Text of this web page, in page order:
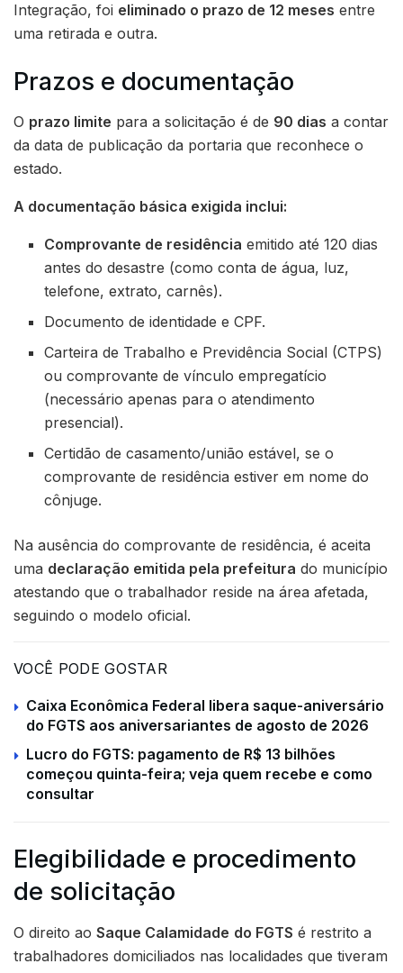
Integração, foi eliminado o prazo de 12 meses entre
uma retirada e outra.
Prazos e documentação
O prazo limite para a solicitação é de 90 dias a contar
da data de publicação da portaria que reconhece o
estado.
A documentação básica exigida inclui:
Comprovante de residência emitido até 120 dias
antes do desastre (como conta de água, luz,
telefone, extrato, carnês).
Documento de identidade e CPF.
Carteira de Trabalho e Previdência Social (CTPS)
ou comprovante de vínculo empregatício
(necessário apenas para o atendimento
presencial).
Certidão de casamento/união estável, se o
comprovante de residência estiver em nome do
cônjuge.
Na ausência do comprovante de residência, é aceita
uma declaração emitida pela prefeitura do município
atestando que o trabalhador reside na área afetada,
seguindo o modelo oficial.
VOCÊ PODE GOSTAR
Caixa Econômica Federal libera saque-aniversário
do FGTS aos aniversariantes de agosto de 2026
Lucro do FGTS: pagamento de R$ 13 bilhões
começou quinta-feira; veja quem recebe e como
consultar
Elegibilidade e procedimento
de solicitação
O direito ao Saque Calamidade do FGTS é restrito a
trabalhadores domiciliados nas localidades que tiveram